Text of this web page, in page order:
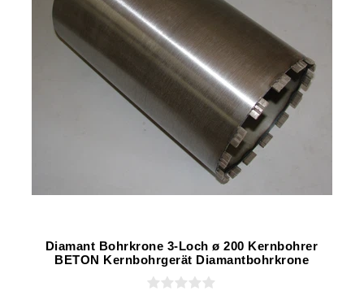
Diamant Bohrkrone 3-Loch ø 200 Kernbohrer
BETON Kernbohrgerät Diamantbohrkrone